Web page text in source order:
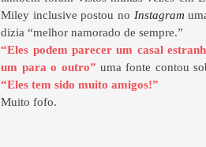
Miley inclusive postou no Instagram
dizia “melhor namorado de sempre.”
“Eles podem parecer um casal
um para o outro” uma fonte contou
“Eles tem sido muito amigos!”
Muito fofo.